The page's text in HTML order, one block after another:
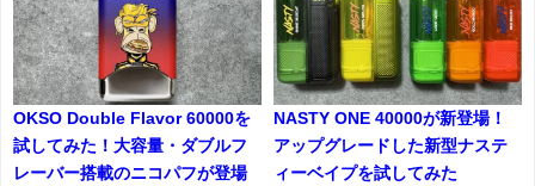
OKSO Double Flavor 60000を
試してみた！大容量・ダブルフ
レーバー搭載のニコパフが登場
NASTY ONE 40000が新登場！
アップグレードした新型ナステ
ィーベイプを試してみた